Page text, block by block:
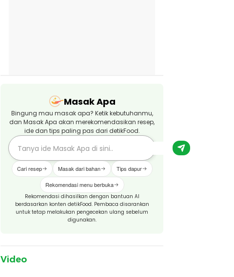
Masak Apa
Bingung mau masak apa? Ketik kebutuhanmu,
dan Masak Apa akan merekomendasikan resep,
ide dan tips paling pas dari detikFood.
Cari resep Masak dari bahan Tips dapur
Rekomendasi menu berbuka
Rekomendasi dihasilkan dengan bantuan AI
berdasarkan konten detikFood. Pembaca disarankan
untuk tetap melakukan pengecekan ulang sebelum
digunakan.
Video